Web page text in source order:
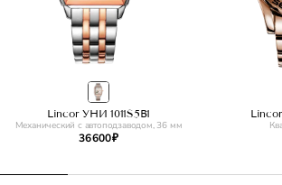
Lincor УНИ 1011S5B1
Механический с автоподзаводом, 36 мм
36 600 ₽